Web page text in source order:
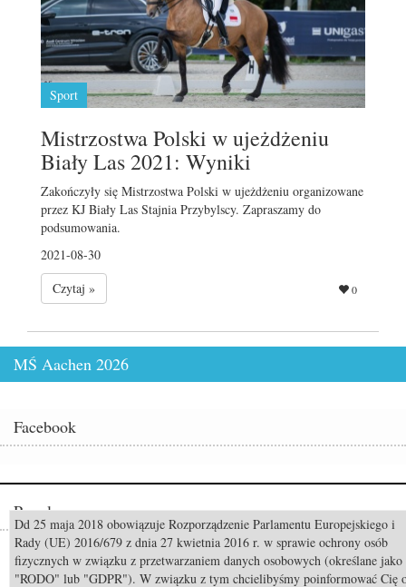
Sport
Mistrzostwa Polski w ujeżdżeniu
Biały Las 2021: Wyniki
Zakończyły się Mistrzostwa Polski w ujeżdżeniu organizowane
przez KJ Biały Las Stajnia Przybylscy. Zapraszamy do
podsumowania.
2021-08-30
Czytaj »
0
MŚ Aachen 2026
Facebook
Popularne
Odszedł Monty Roberts – człowiek, który nauczył świat słuchać koni
Pride of Poland & Summer Sale 2026: Katalog oferowanych koni
Dd 25 maja 2018 obowiązuje Rozporządzenie Parlamentu Europejskiego i
Rady (UE) 2016/679 z dnia 27 kwietnia 2016 r. w sprawie ochrony osób
fizycznych w związku z przetwarzaniem danych osobowych (określane jako
"RODO" lub "GDPR"). W związku z tym chcielibyśmy poinformować Cię